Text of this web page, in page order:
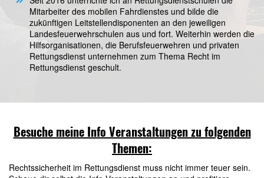
Seit 2016 unterrichte ich an Rettungsdienstschulen die
Mitarbeiter des mobilen Fahrdienstes und bilde die
zukünftigen Leitstellendisponenten an den jeweiligen
Landesfeuerwehrschulen aus und fort. Weiterhin werden die
Hilfsorganisationen, die Berufsfeuerwehren und privaten
Rettungsdienst unternehmen zum Thema Recht im
Besuche meine Info Veranstaltungen zu folgenden
Themen: